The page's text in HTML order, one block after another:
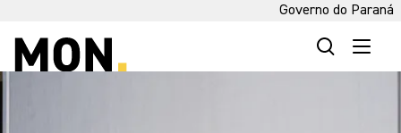
Governo do Paraná